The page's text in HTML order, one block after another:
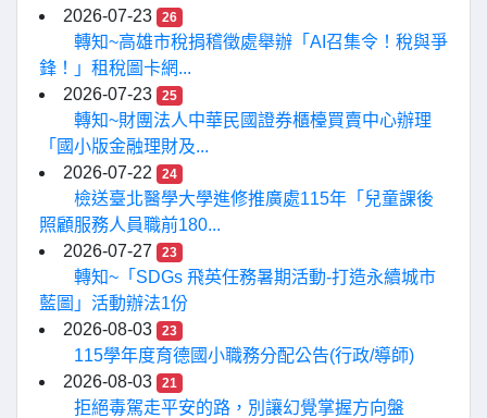
2026-07-23
26
轉知~高雄市稅捐稽徵處舉辦「AI召集令！稅與爭
鋒！」租稅圖卡網...
2026-07-23
25
轉知~財團法人中華民國證券櫃檯買賣中心辦理
「國小版金融理財及...
2026-07-22
24
檢送臺北醫學大學進修推廣處115年「兒童課後
照顧服務人員職前180...
2026-07-27
23
轉知~「SDGs 飛英任務暑期活動-打造永續城市
藍圖」活動辦法1份
2026-08-03
23
115學年度育德國小職務分配公告(行政/導師)
2026-08-03
21
拒絕毒駕走平安的路，別讓幻覺掌握方向盤